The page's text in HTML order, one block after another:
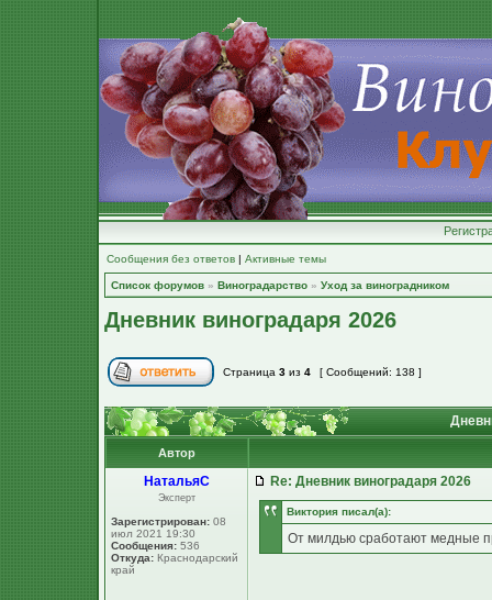
Сообщения без ответов | Активные темы
Список форумов » Виноградарство » Уход за виноградником
Дневник виноградаря 2026
Страница 3 из 4 [ Сообщений: 138 ]
Автор
НатальяС
Эксперт
Зарегистрирован: 08
июл 2021 19:30
Сообщения: 536
Откуда: Краснодарский
край
Re: Дневник виноградаря 2026
Виктория писал(а):
От милдью сработают медные